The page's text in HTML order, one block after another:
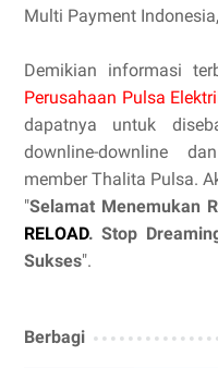
Multi Payment
Demikian informasi
Perusahaan Pulsa
dapatnya untuk
downline-downline
member Thalita Pulsa.
"Selamat Menemukan
RELOAD. Stop
Sukses".
Berbagi